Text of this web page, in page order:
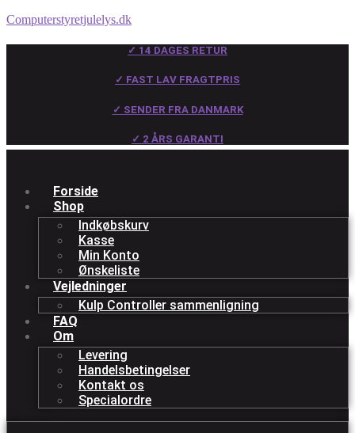
Computerstyretjulelys.dk
✓ 14 DAGES RETUR
✓ FAST LAV FRAGTPRIS
✓ SENDER FRA DANMARK
✓ 2 ÅRS GARANTI
Forside
Shop
Indkøbskurv
Kasse
Min Konto
Ønskeliste
Vejledninger
Kulp Controller sammenligning
FAQ
Om
Levering
Handelsbetingelser
Kontakt os
Specialordre